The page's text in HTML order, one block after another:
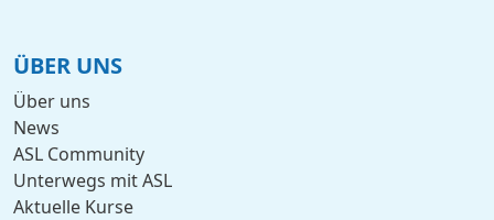
ÜBER UNS
Über uns
News
ASL Community
Unterwegs mit ASL
Aktuelle Kurse